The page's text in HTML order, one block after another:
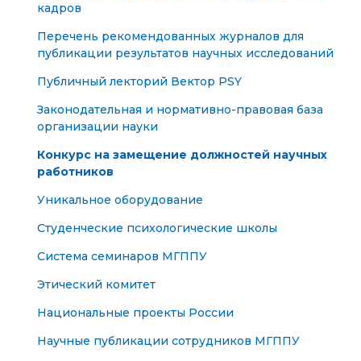
кадров
Перечень рекомендованных журналов для
публикации результатов научных исследований
Публичный лекторий Вектор PSY
Законодательная и нормативно-правовая база
организации науки
Конкурс на замещение должностей научных
работников
Уникальное оборудование
Студенческие психологические школы
Система семинаров МГППУ
Этический комитет
Национальные проекты России
Научные публикации сотрудников МГППУ